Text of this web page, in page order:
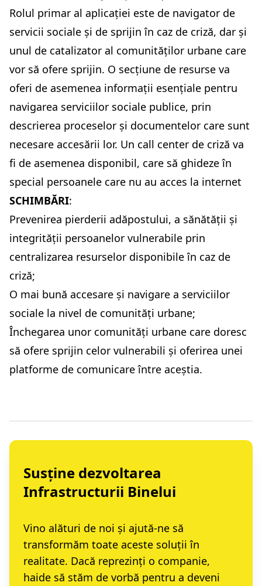
Rolul primar al aplicației este de navigator de
servicii sociale și de sprijin în caz de criză, dar și
unul de catalizator al comunităților urbane care
vor să ofere sprijin. O secțiune de resurse va
oferi de asemenea informații esențiale pentru
navigarea serviciilor sociale publice, prin
descrierea proceselor și documentelor care sunt
necesare accesării lor. Un call center de criză va
fi de asemenea disponibil, care să ghideze în
special persoanele care nu au acces la internet
SCHIMBĂRI:
Prevenirea pierderii adăpostului, a sănătății și
integrității persoanelor vulnerabile prin
centralizarea resurselor disponibile în caz de
criză;
O mai bună accesare și navigare a serviciilor
sociale la nivel de comunități urbane;
Închegarea unor comunități urbane care doresc
să ofere sprijin celor vulnerabili și oferirea unei
platforme de comunicare între aceștia.
Susține dezvoltarea
Infrastructurii Binelui
Vino alături de noi și ajută-ne să
transformăm toate aceste soluții în
realitate. Dacă reprezinți o companie,
haide să stăm de vorbă pentru a deveni